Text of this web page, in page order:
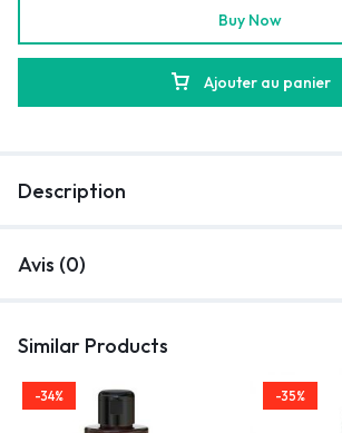
Ajouter au panier
Buy Now
Description
Avis (0)
Similar Products
-34% -35%